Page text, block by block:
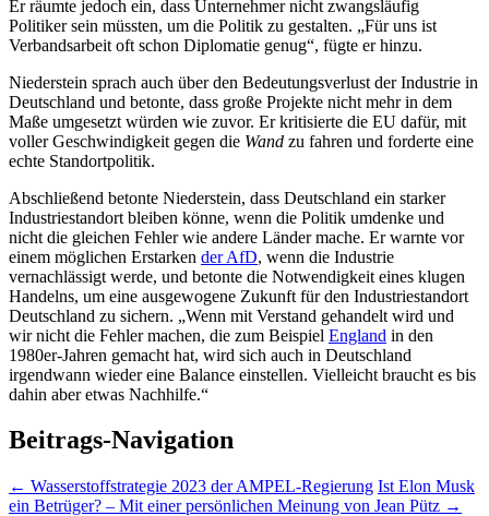
Er räumte jedoch ein, dass Unternehmer nicht zwangsläufig
Politiker sein müssten, um die Politik zu gestalten. „Für uns ist
Verbandsarbeit oft schon Diplomatie genug“, fügte er hinzu.
Niederstein sprach auch über den Bedeutungsverlust der Industrie in
Deutschland und betonte, dass große Projekte nicht mehr in dem
Maße umgesetzt würden wie zuvor. Er kritisierte die EU dafür, mit
voller Geschwindigkeit gegen die Wand zu fahren und forderte eine
echte Standortpolitik.
Abschließend betonte Niederstein, dass Deutschland ein starker
Industriestandort bleiben könne, wenn die Politik umdenke und
nicht die gleichen Fehler wie andere Länder mache. Er warnte vor
einem möglichen Erstarken der AfD, wenn die Industrie
vernachlässigt werde, und betonte die Notwendigkeit eines klugen
Handelns, um eine ausgewogene Zukunft für den Industriestandort
Deutschland zu sichern. „Wenn mit Verstand gehandelt wird und
wir nicht die Fehler machen, die zum Beispiel England in den
1980er-Jahren gemacht hat, wird sich auch in Deutschland
irgendwann wieder eine Balance einstellen. Vielleicht braucht es bis
dahin aber etwas Nachhilfe.“
Beitrags-Navigation
← Wasserstoffstrategie 2023 der AMPEL-Regierung Ist Elon Musk
ein Betrüger? – Mit einer persönlichen Meinung von Jean Pütz →